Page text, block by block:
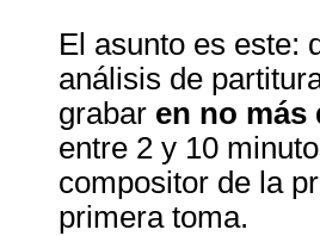
El asunto es este:
análisis de
grabar en no más
entre 2 y 10
compositor de la
primera toma.